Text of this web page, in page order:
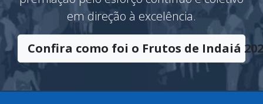
premiação pelo esforço contínuo e coletivo
em direção à excelência.
Confira como foi o Frutos de Indaiá